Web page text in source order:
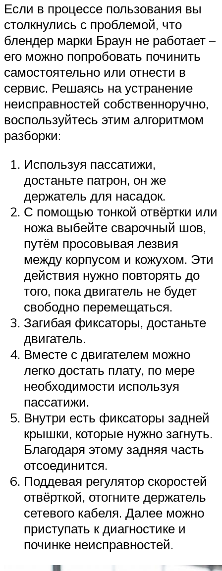
Если в процессе пользования вы
столкнулись с проблемой, что
блендер марки Браун не работает –
его можно попробовать починить
самостоятельно или отнести в
сервис. Решаясь на устранение
неисправностей собственноручно,
воспользуйтесь этим алгоритмом
разборки:
Используя пассатижи,
достаньте патрон, он же
держатель для насадок.
С помощью тонкой отвёртки или
ножа выбейте сварочный шов,
путём просовывая лезвия
между корпусом и кожухом. Эти
действия нужно повторять до
того, пока двигатель не будет
свободно перемещаться.
Загибая фиксаторы, достаньте
двигатель.
Вместе с двигателем можно
легко достать плату, по мере
необходимости используя
пассатижи.
Внутри есть фиксаторы задней
крышки, которые нужно загнуть.
Благодаря этому задняя часть
отсоединится.
Поддевая регулятор скоростей
отвёрткой, отогните держатель
сетевого кабеля. Далее можно
приступать к диагностике и
починке неисправностей.